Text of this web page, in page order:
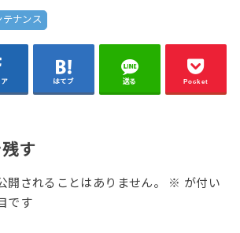
テナンス
ア はてブ 送る Pocket
す
開されることはありません。 ※ が付い
です